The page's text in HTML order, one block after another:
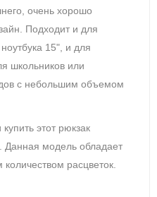
очень хорошо
Подходит и для
15", и для
школьников или
с небольшим объемом
этот рюкзак
Данная модель обладает
расцветок.